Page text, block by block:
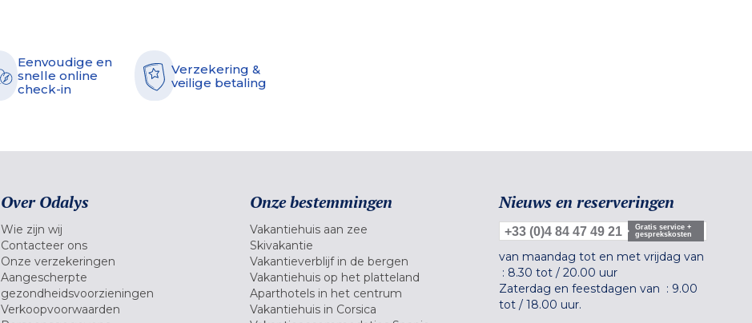
Eenvoudige en
snelle online
check-in
Verzekering &
veilige betaling
Over Odalys
Wie zijn wij
Contacteer ons
Onze verzekeringen
Aangescherpte
gezondheidsvoorzieningen
Verkoopvoorwaarden
Onze bestemmingen
Vakantiehuis aan zee
Skivakantie
Vakantieverblijf in de bergen
Vakantiehuis op het platteland
Aparthotels in het centrum
Vakantiehuis in Corsica
Nieuws en reserveringen
+33 (0)4 84 47 49 21
Gratis service +
gesprekskosten
van maandag tot en met vrijdag van
: 8.30 tot / 20.00 uur
Zaterdag en feestdagen van : 9.00
tot / 18.00 uur.